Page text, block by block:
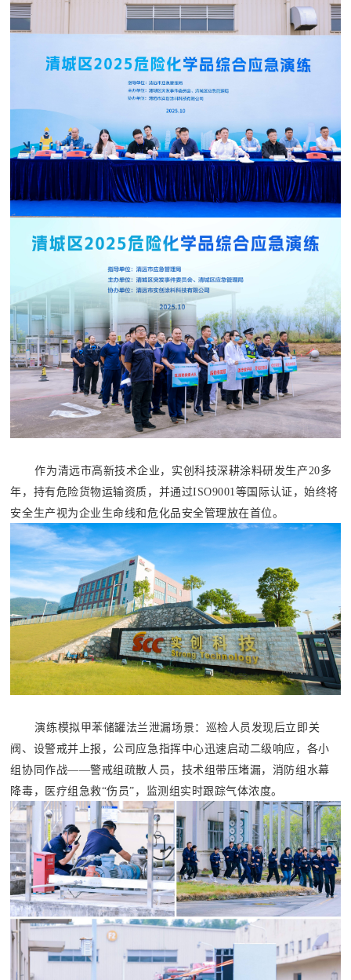
作为清远市高新技术企业，实创科技深耕涂料研发生产20多
年，持有危险货物运输资质，并通过ISO9001等国际认证，始终将
安全生产视为企业生命线和危化品安全管理放在首位。
演练模拟甲苯储罐法兰泄漏场景：巡检人员发现后立即关
阀、设警戒并上报，公司应急指挥中心迅速启动二级响应，各小
组协同作战——警戒组疏散人员，技术组带压堵漏，消防组水幕
降毒，医疗组急救“伤员”，监测组实时跟踪气体浓度。